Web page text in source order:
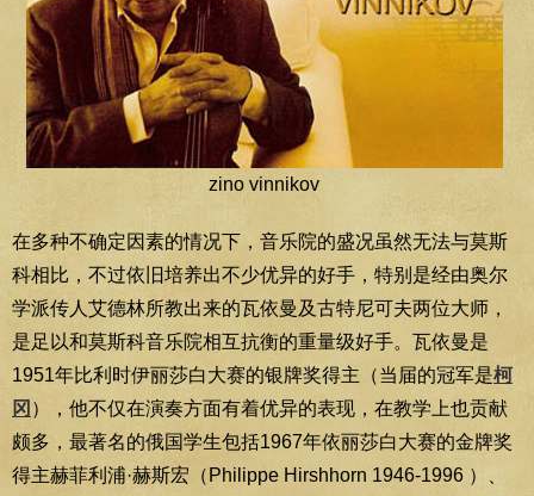
zino vinnikov
在多种不确定因素的情况下，音乐院的盛况虽然无法与莫斯
科相比，不过依旧培养出不少优异的好手，特别是经由奥尔
学派传人艾德林所教出来的瓦依曼及古特尼可夫两位大师，
是足以和莫斯科音乐院相互抗衡的重量级好手。瓦依曼是
1951年比利时伊丽莎白大赛的银牌奖得主（当届的冠军是柯
冈 ），他不仅在演奏方面有着优异的表现，在教学上也贡献
颇多，最著名的俄国学生包括1967年依丽莎白大赛的金牌奖
得主赫菲利浦·赫斯宏（Philippe Hirshhorn 1946-1996 ）、